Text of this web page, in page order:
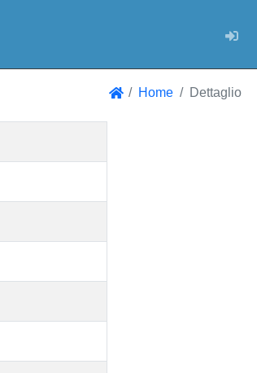
Home Dettaglio